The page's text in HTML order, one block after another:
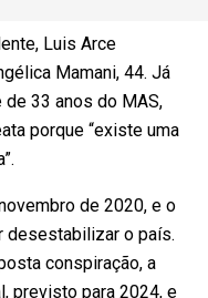
Luis Arce
Mamani, 44. Já
de 33 anos do MAS,
porque “existe uma
de 2020, e o
desestabilizar o país.
conspiração, a
previsto para 2024, e